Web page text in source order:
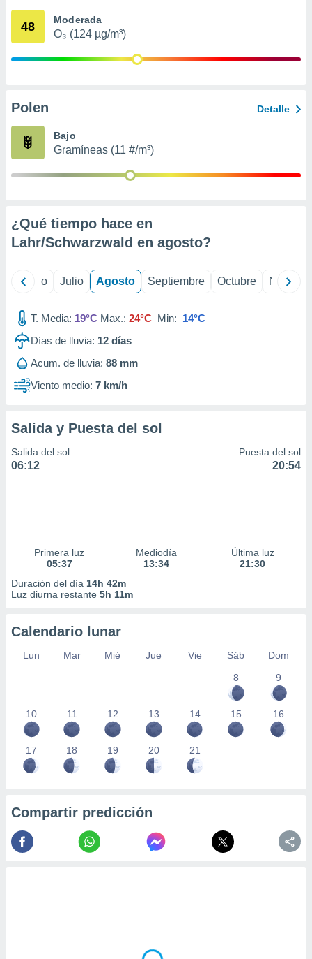
mediante
publicidad
de
48 Moderada
O₃ (124 µg/m³)
Polen Detalle
Bajo
Gramíneas (11 #/m³)
¿Qué tiempo hace en
Lahr/Schwarzwald en agosto?
Junio Julio Agosto Septiembre Octubre
T. Media: 19°C Max.: 24°C Min: 14°C
Días de lluvia: 12 días
Acum. de lluvia: 88 mm
Viento medio: 7 km/h
Salida y Puesta del sol
Salida del sol
06:12
Puesta del sol
20:54
Primera luz
05:37
Mediodía
13:34
Última luz
21:30
Duración del día 14h 42m
Luz diurna restante 5h 11m
Calendario lunar
Lun Mar Mié Jue Vie Sáb
Dom
8
9
10 11 12 13 14 15 16
17 18 19 20 21
Compartir predicción